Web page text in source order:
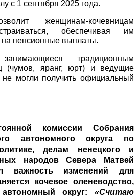
с 1 сентября 2025 года.
женщинам-кочевницам
обеспечивая им
на пенсионные выплаты.
традиционным
(чумов, яранг, юрт) и ведущие
могли получить официальный
комиссии Собрания
автономного округа по
делам ненецкого и
народов Севера
Матвей
важность изменений для
кочевое оленеводство,
округ: «Считаю